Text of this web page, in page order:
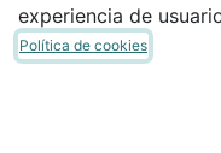
Nuestros productos
medianas empresas
rendimiento.
Copyright ©
experiencia de
Política de cookies